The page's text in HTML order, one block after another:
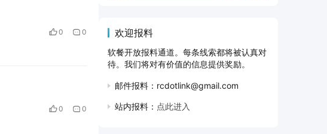
0 0
0 0
欢迎报料
软餐开放报料通道。每条线索都将被认真对
待。我们将对有价值的信息提供奖励。
邮件报料：rcdotlink@gmail.com
站内报料： 点此进入